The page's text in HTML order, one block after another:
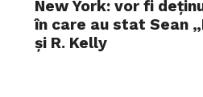
New York: vor fi
în care au stat Sean
și R. Kelly